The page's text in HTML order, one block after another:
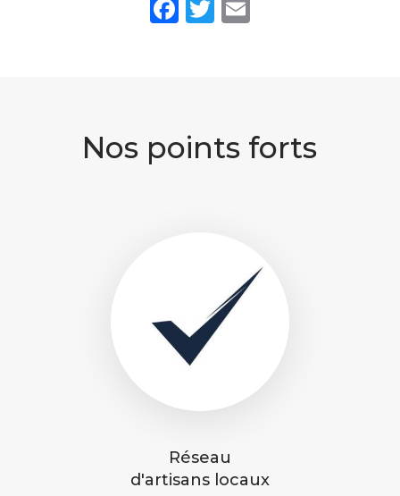
Nos points forts
Réseau
d'artisans locaux